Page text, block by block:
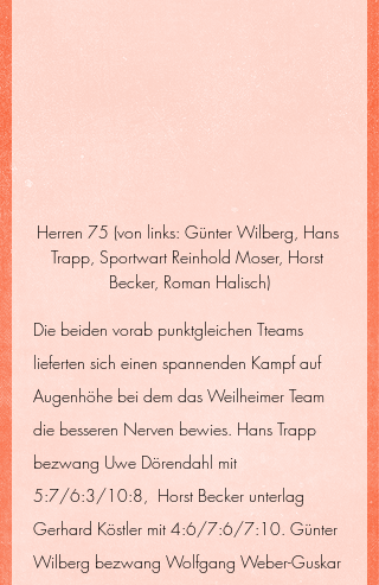
Herren 75 (von links: Günter Wilberg, Hans
Trapp, Sportwart Reinhold Moser, Horst
Becker, Roman Halisch)
Die beiden vorab punktgleichen Tteams
lieferten sich einen spannenden Kampf auf
Augenhöhe bei dem das Weilheimer Team
die besseren Nerven bewies. Hans Trapp
bezwang Uwe Dörendahl mit
5:7/6:3/10:8,  Horst Becker unterlag
Gerhard Köstler mit 4:6/7:6/7:10. Günter
Wilberg bezwang Wolfgang Weber-Guskar